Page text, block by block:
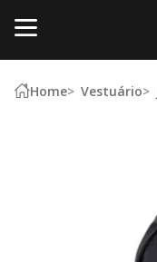
Home Vestuário